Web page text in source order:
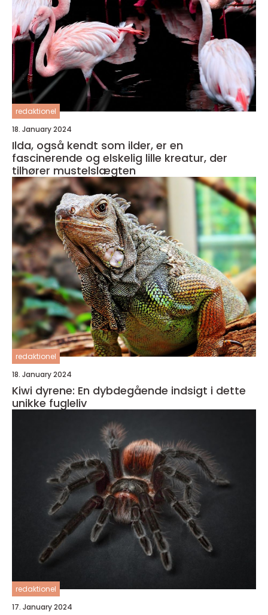
redaktionel
18. January 2024
Ilda, også kendt som ilder, er en
fascinerende og elskelig lille kreatur, der
tilhører mustelslægten
redaktionel
18. January 2024
Kiwi dyrene: En dybdegående indsigt i dette
unikke fugleliv
redaktionel
17. January 2024